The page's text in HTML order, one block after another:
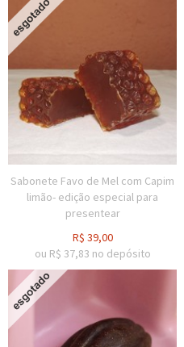
Sabonete Favo de Mel com Capim
limão- edição especial para
presentear
R$ 39,00
ou R$ 37,83 no depósito